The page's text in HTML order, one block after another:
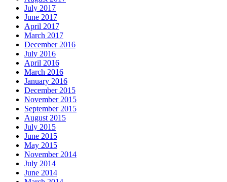
July 2017
June 2017
April 2017
March 2017
December 2016
July 2016
April 2016
March 2016
January 2016
December 2015
November 2015
September 2015
August 2015
July 2015
June 2015
May 2015
November 2014
July 2014
June 2014